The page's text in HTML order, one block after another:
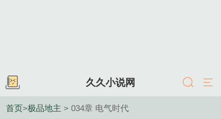
久久小说网
首页>极品地主 > 034章 电气时代